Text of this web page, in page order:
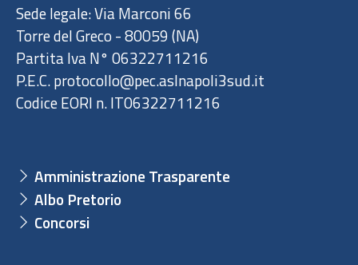
Sede legale: Via Marconi 66
Torre del Greco - 80059 (NA)
Partita Iva N° 06322711216
P.E.C. protocollo@pec.aslnapoli3sud.it
Codice EORI n. IT06322711216
Amministrazione Trasparente
Albo Pretorio
Concorsi